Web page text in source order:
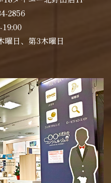
2856
19:00
曜日、第3木曜日